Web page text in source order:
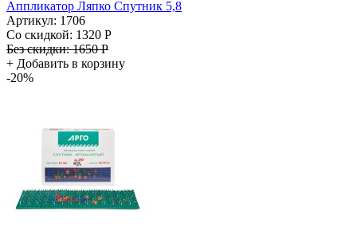
Аппликатор Ляпко Спутник 5,8
Артикул: 1706
Со скидкой: 1320 Р
Без скидки:1650 Р
+ Добавить в корзину
-20%